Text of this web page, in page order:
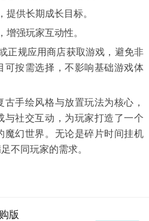
提供长期成长目标。
增强玩家互动性。
正规应用商店获取游戏，避免非
可按需选择，不影响基础游戏体
手绘风格与放置玩法为核心，
与社交互动，为玩家打造了一个
魔幻世界。无论是碎片时间挂机
不同玩家的需求。
版